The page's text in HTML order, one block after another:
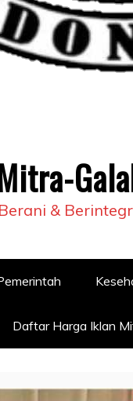
Berani &
Daftar Harga Iklan